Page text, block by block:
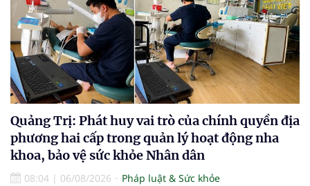
Quảng Trị: Phát huy vai trò của chính quyền địa
phương hai cấp trong quản lý hoạt động nha
khoa, bảo vệ sức khỏe Nhân dân
08:04 | 06/08/2026
Pháp luật & Sức khỏe